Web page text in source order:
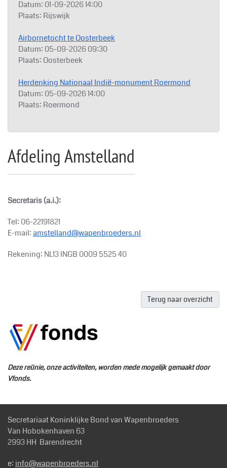
Datum: 01-09-202614:00
Plaats: Rijswijk
Airbornetocht te Oosterbeek
Datum: 05-09-202609:30
Plaats: Oosterbeek
Herdenking Nationaal Indië-monument Roermond
Datum: 05-09-202614:00
Plaats: Roermond
Afdeling Amstelland
Secretaris (a.i.):
Tel: 06-22191821
E-mail:amstelland@wapenbroeders.nl
Rekening: NL13 INGB 0009 5525 40
Terug naar overzicht
Deze reünie, onze activiteiten, worden mede mogelijk gemaakt door
Vfonds.
Secretariaat Koninklijke Bond van Wapenbroeders
Van Hobokenhaven 63
2993 HH Barendrecht
e: info@wapenbroeders.nl